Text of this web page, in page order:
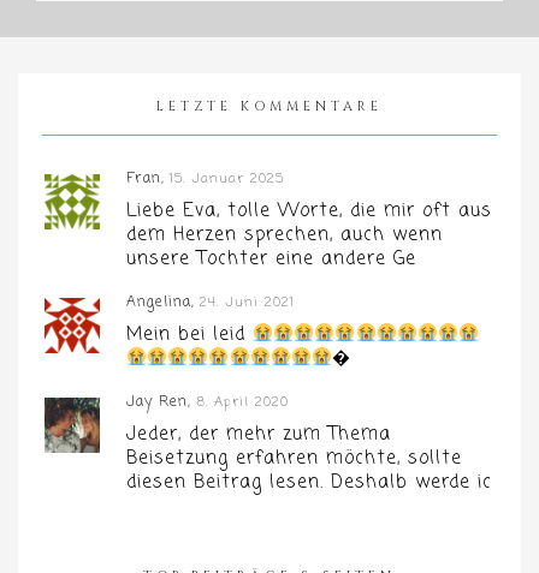
LETZTE KOMMENTARE
Fran,15. Januar 2025
Liebe Eva, tolle Worte, die mir oft aus
dem Herzen sprechen, auch wenn
unsere Tochter eine andere Ge
Angelina, 24. Juni 2021
Mein bei leid
�
Jay Ren, 8. April 2020
Jeder, der mehr zum Thema
Beisetzung erfahren möchte, sollte
diesen Beitrag lesen. Deshalb werde ic